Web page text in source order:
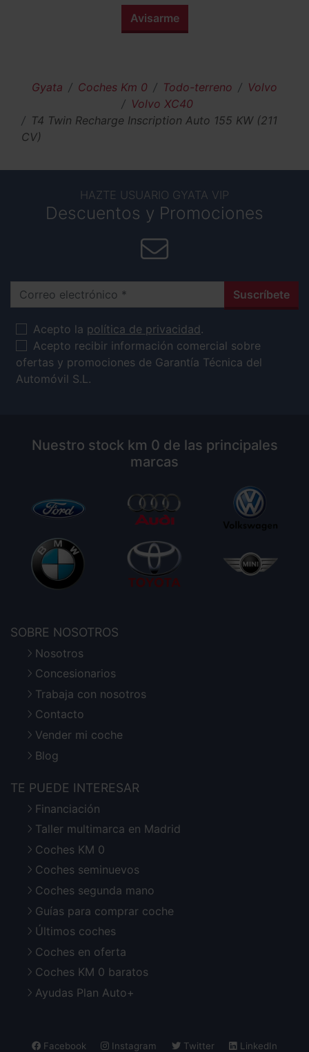
Avisarme
Gyata Coches Km 0 Todo-terreno
Volvo
Volvo XC40
T4 Twin Recharge Inscription Auto 155 KW (211
CV)
HAZTE USUARIO GYATA VIP
Descuentos y Promociones
Correo electrónico Suscríbete
Acepto la política de privacidad .
Acepto recibir información comercial sobre
ofertas y promociones de Garantía Técnica del
Automóvil S.L.
Nuestro stock km 0 de las principales
marcas
SOBRE NOSOTROS
Nosotros
Concesionarios
Trabaja con nosotros
Contacto
Vender mi coche
Blog
TE PUEDE INTERESAR
Financiación
Taller multimarca en Madrid
Coches KM 0
Coches seminuevos
Coches segunda mano
Guías para comprar coche
Últimos coches
Coches en oferta
Coches KM 0 baratos
Ayudas Plan Auto+
Facebook Instagram Twitter LinkedIn